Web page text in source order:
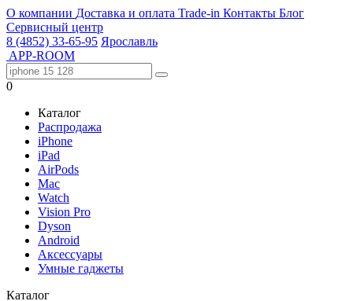
О компании Доставка и оплата Trade-in Контакты Блог
Сервисный центр
8 (4852) 33-65-95 Ярославль
APP-ROOM
0
Каталог
Распродажа
iPhone
iPad
AirPods
Mac
Watch
Vision Pro
Dyson
Android
Аксессуары
Умные гаджеты
Каталог